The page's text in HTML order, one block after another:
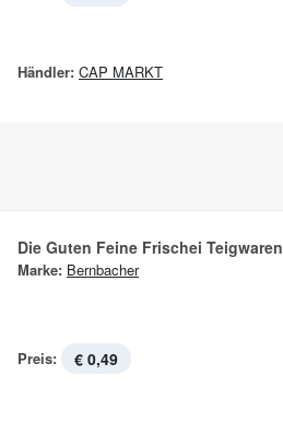
Händler: CAP MARKT
Die Guten Feine Frischei Teigwaren
Marke: Bernbacher
Preis: € 0,49